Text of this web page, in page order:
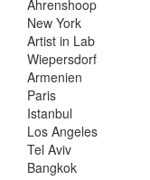
Ahrenshoop
New York
Artist in Lab
Wiepersdorf
Armenien
Paris
Istanbul
Los Angeles
Tel Aviv
Bangkok